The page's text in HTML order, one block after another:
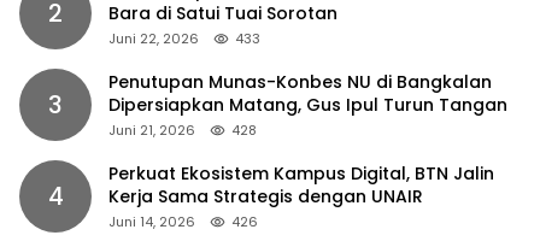
2
Bara di Satui Tuai Sorotan
Juni 22, 2026 433
3
Penutupan Munas-Konbes NU di Bangkalan
Dipersiapkan Matang, Gus Ipul Turun Tangan
Juni 21, 2026 428
4
Perkuat Ekosistem Kampus Digital, BTN Jalin
Kerja Sama Strategis dengan UNAIR
Juni 14, 2026 426